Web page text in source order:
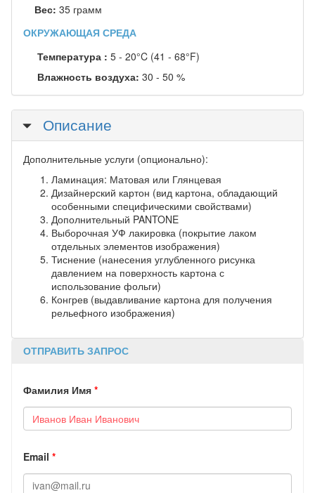
Вес: 35 грамм
ОКРУЖАЮЩАЯ СРЕДА
Температура : 5 - 20°C (41 - 68°F)
Влажность воздуха: 30 - 50 %
Скрыть
Описание
Дополнительные услуги (опционально):
Ламинация: Матовая или Глянцевая
Дизайнерский картон (вид картона, обладающий
особенными специфическими свойствами)
Дополнительный PANTONE
Выборочная УФ лакировка (покрытие лаком
отдельных элементов изображения)
Тиснение (нанесения углубленного рисунка
давлением на поверхность картона с
использование фольги)
Конгрев (выдавливание картона для получения
рельефного изображения)
ОТПРАВИТЬ ЗАПРОС
Фамилия Имя *
Email *